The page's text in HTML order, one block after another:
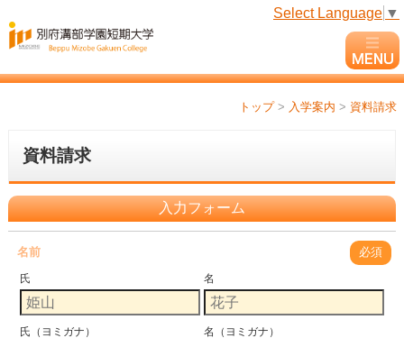
Select Language ▼
トップ > 入学案内 > 資料請求
資料請求
入力フォーム
名前 必須
氏 名
氏（ヨミガナ） 名（ヨミガナ）